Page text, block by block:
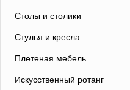
Столы и столики
Стулья и кресла
Плетеная мебель
Искусственный ротанг